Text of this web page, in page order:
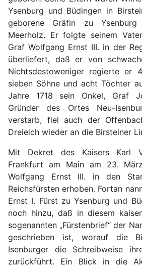
Ysenburg und Büdingen in
geborene Gräfin zu
Meerholz. Er folgte seinem
Graf Wolfgang Ernst III. in der
überliefert, daß er von
Nichtsdestoweniger regierte er
sieben Söhne und acht Töchter
Jahre 1718 sein Onkel, Graf
Gründer des Ortes Neu-
verstarb, fiel auch der
Dreieich wieder an die Birsteiner
Mit Dekret des Kaisers Karl
Frankfurt am Main am 23.
Wolfgang Ernst III. in den
Reichsfürsten erhoben. Fortan
Ernst I. Fürst zu Ysenburg und
noch hinzu, daß in diesem
sogenannten „Fürstenbrief“ der
geschrieben ist, worauf die
Isenburger die Schreibweise
zurückführt. Ein Blick in die